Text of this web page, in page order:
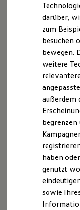
Kosten und
E-
Software
Die
ID.
Marke und
R-
R
Driving
Lifestyle
T-
Golf
Ab
Die
Mitte Oktober
ID. Cross
darüber,
zum
besuchen
bewegen.
weitere
außerdem
haben
genutzt
sowie